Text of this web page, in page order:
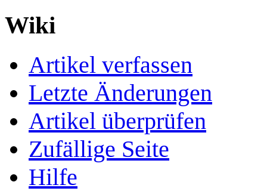
Wiki
Artikel verfassen
Letzte Änderungen
Artikel überprüfen
Zufällige Seite
Hilfe